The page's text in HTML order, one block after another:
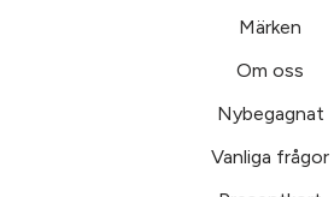
Märken
Om oss
Nybegagnat
Vanliga frågor